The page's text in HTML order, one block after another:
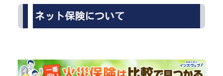
ネット保険について